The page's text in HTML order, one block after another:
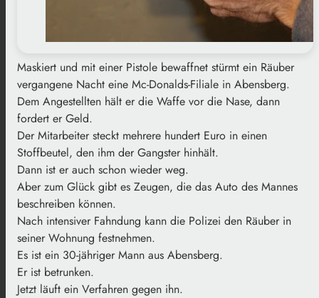
Maskiert und mit einer Pistole bewaffnet stürmt ein Räuber
vergangene Nacht eine Mc-Donalds-Filiale in Abensberg.
Dem Angestellten hält er die Waffe vor die Nase, dann
fordert er Geld.
Der Mitarbeiter steckt mehrere hundert Euro in einen
Stoffbeutel, den ihm der Gangster hinhält.
Dann ist er auch schon wieder weg.
Aber zum Glück gibt es Zeugen, die das Auto des Mannes
beschreiben können.
Nach intensiver Fahndung kann die Polizei den Räuber in
seiner Wohnung festnehmen.
Es ist ein 30-jähriger Mann aus Abensberg.
Er ist betrunken.
Jetzt läuft ein Verfahren gegen ihn.